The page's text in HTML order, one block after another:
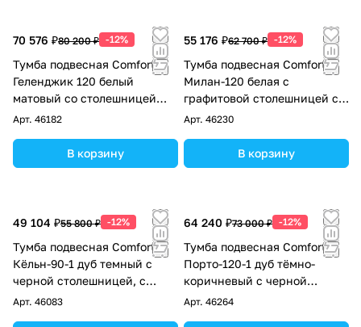
70 576 ₽80 200 ₽ -12%
Тумба подвесная Comforty
Геленджик 120 белый
матовый со столешницей
мрамор Калакатта Блэк c
Арт. 46182
В корзину
55 176 ₽62 700 ₽ -12%
Тумба подвесная Comforty
Милан-120 белая с
графитовой столешницей с
раковиной Comforty 78189
Арт. 46230
В корзину
49 104 ₽55 800 ₽ -12%
Тумба подвесная Comforty
Кёльн-90-1 дуб темный с
черной столешницей, с
раковиной Comforty T-Y9378
Арт. 46083
64 240 ₽73 000 ₽ -12%
Тумба подвесная Comforty
Порто-120-1 дуб тёмно-
коричневый с черной
столешницей c раковиной
Арт. 46264